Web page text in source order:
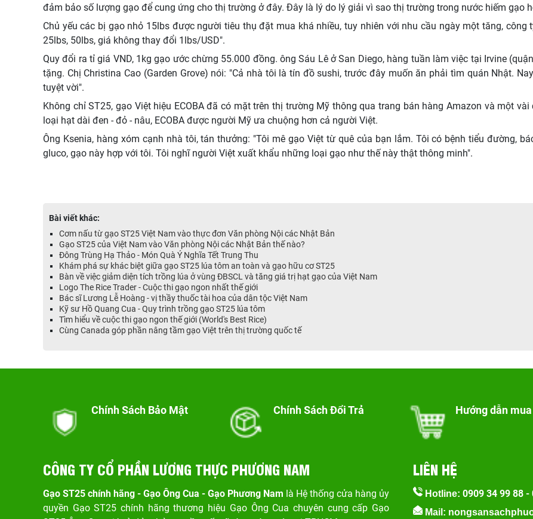
đảm bảo số lượng gạo để cung ứng cho thị trường ở đây. Đây là lý do lý giải vì sao thị trường trong nước hiếm gạo
Chủ yếu các bị gạo nhỏ 15lbs được người tiêu thụ đặt mua khá nhiều, tuy nhiên với nhu cầu ngày một tăng,
25lbs, 50lbs, giá không thay đổi 1lbs/USD".
Quy đổi ra tỉ giá VND, 1kg gạo ước chừng 55.000 đồng. ông Sáu Lê ở San Diego, hàng tuần làm việc tại Irvine
tặng. Chị Christina Cao (Garden Grove) nói: "Cả nhà tôi là tín đồ sushi, trước đây muốn ăn phải tìm quán Nhật.
tuyệt vời".
Không chỉ ST25, gạo Việt hiệu ECOBA đã có mặt trên thị trường Mỹ thông qua trang bán hàng Amazon và một
loại hạt dài đen - đỏ - nâu, ECOBA được người Mỹ ưa chuộng hơn cả người Việt.
Ông Ksenia, hàng xóm cạnh nhà tôi, tán thưởng: "Tôi mê gạo Việt từ quê của bạn lắm. Tôi có bệnh tiểu đường,
gluco, gạo này hợp với tôi. Tôi nghĩ người Việt xuất khẩu những loại gạo như thế này thật thông minh".
Bài viết khác:
Cơm nấu từ gạo ST25 Việt Nam vào thực đơn Văn phòng Nội các Nhật Bản
Gạo ST25 của Việt Nam vào Văn phòng Nội các Nhật Bản thế nào?
Đông Trùng Hạ Thảo - Món Quà Ý Nghĩa Tết Trung Thu
Khám phá sự khác biệt giữa gạo ST25 lúa tôm an toàn và gạo hữu cơ ST25
Bàn về việc giảm diện tích trồng lúa ở vùng ĐBSCL và tăng giá trị hạt gạo của Việt Nam
Logo The Rice Trader - Cuộc thi gạo ngon nhất thế giới
Bác sĩ Lương Lễ Hoàng - vị thầy thuốc tài hoa của dân tộc Việt Nam
Kỹ sư Hồ Quang Cua - Quy trình trồng gạo ST25 lúa tôm
Tìm hiểu về cuộc thi gạo ngon thế giới (World's Best Rice)
Cùng Canada góp phần nâng tầm gạo Việt trên thị trường quốc tế
Chính Sách Bảo Mật Chính Sách Đổi Trả Hướng dẫn
CÔNG TY CỔ PHẦN LƯƠNG THỰC PHƯƠNG NAM
Gạo ST25 chính hãng - Gạo Ông Cua - Gạo Phương Nam là Hệ thống cửa hàng ủy
quyền Gạo ST25 chính hãng thương hiệu Gạo Ông Cua chuyên cung cấp Gạo
LIÊN HỆ
Hotline: 0909 34 99 88 -
Mail: